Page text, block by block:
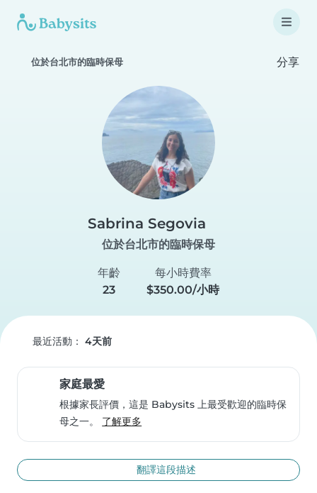
位於台北市的臨時保母 分享
Sabrina Segovia
位於台北市的臨時保母
年齡
23
每小時費率
$350.00/小時
最近活動： 4天前
家庭最愛
根據家長評價，這是 Babysits 上最受歡迎的臨時保
母之一。 了解更多
翻譯這段描述